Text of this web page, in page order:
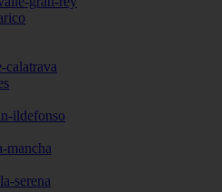
calatrava
ildefonso
mancha
serena